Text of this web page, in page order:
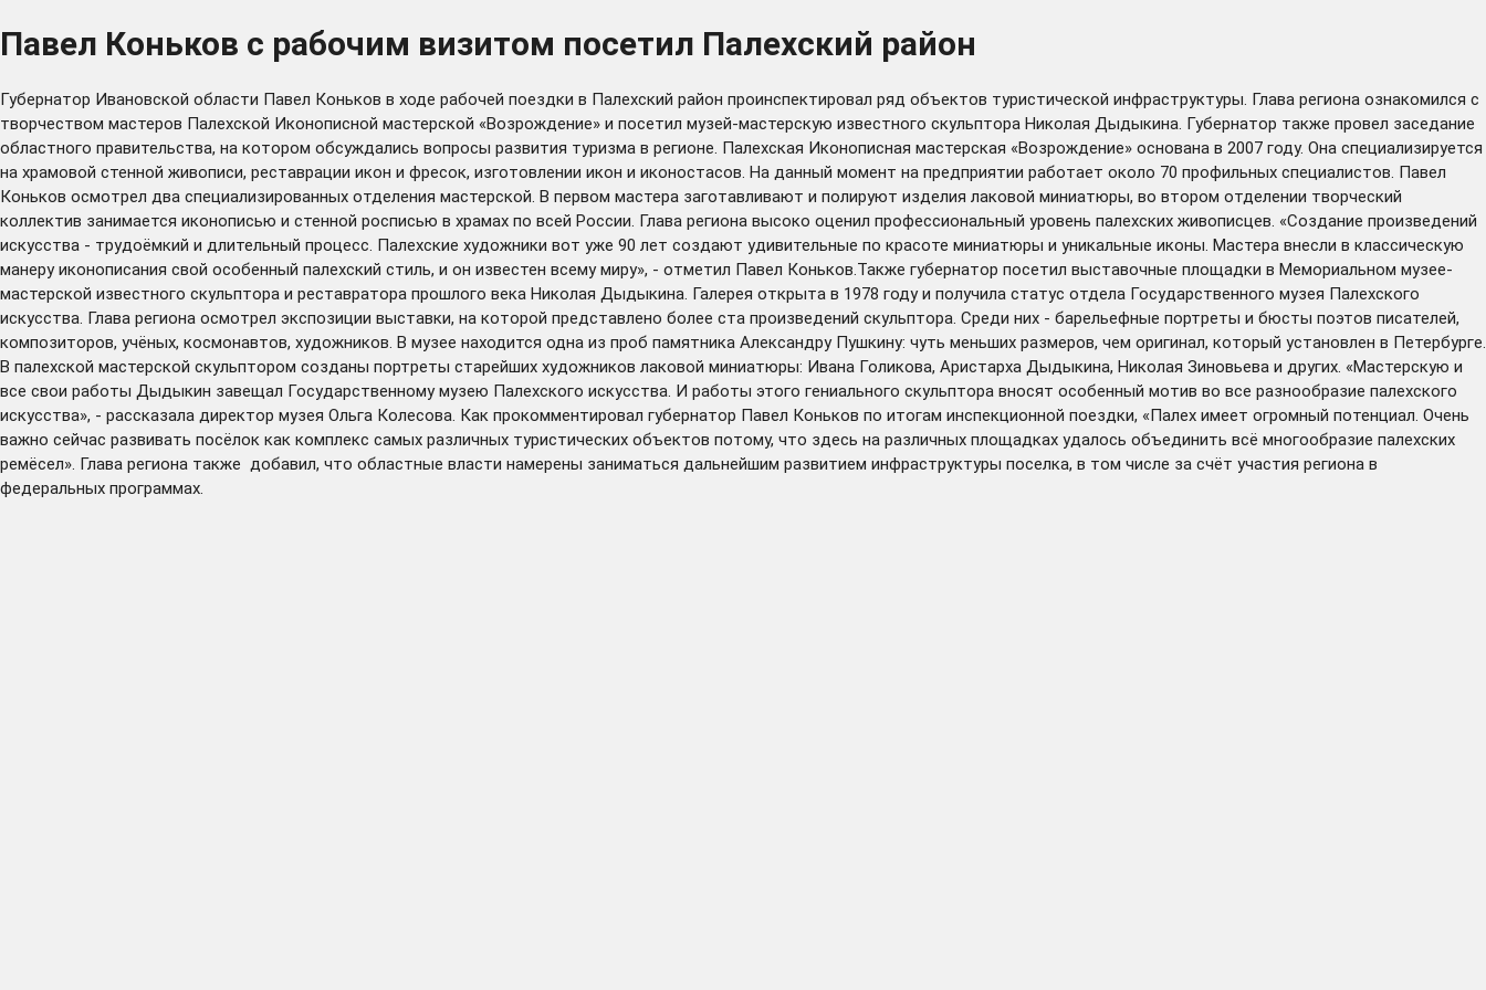
Павел Коньков с рабочим визитом посетил Палехский район
Губернатор Ивановской области Павел Коньков в ходе рабочей поездки в Палехский район проинспектировал ряд объектов туристической инфраструктуры. Глава региона ознакомился с
творчеством мастеров Палехской Иконописной мастерской «Возрождение» и посетил музей-мастерскую известного скульптора Николая Дыдыкина. Губернатор также провел заседание
областного правительства, на котором обсуждались вопросы развития туризма в регионе. Палехская Иконописная мастерская «Возрождение» основана в 2007 году. Она специализируется
на храмовой стенной живописи, реставрации икон и фресок, изготовлении икон и иконостасов. На данный момент на предприятии работает около 70 профильных специалистов. Павел
Коньков осмотрел два специализированных отделения мастерской. В первом мастера заготавливают и полируют изделия лаковой миниатюры, во втором отделении творческий
коллектив занимается иконописью и стенной росписью в храмах по всей России. Глава региона высоко оценил профессиональный уровень палехских живописцев. «Создание произведений
искусства - трудоёмкий и длительный процесс. Палехские художники вот уже 90 лет создают удивительные по красоте миниатюры и уникальные иконы. Мастера внесли в классическую
манеру иконописания свой особенный палехский стиль, и он известен всему миру», - отметил Павел Коньков.Также губернатор посетил выставочные площадки в Мемориальном музее-
мастерской известного скульптора и реставратора прошлого века Николая Дыдыкина. Галерея открыта в 1978 году и получила статус отдела Государственного музея Палехского
искусства. Глава региона осмотрел экспозиции выставки, на которой представлено более ста произведений скульптора. Среди них - барельефные портреты и бюсты поэтов писателей,
композиторов, учёных, космонавтов, художников. В музее находится одна из проб памятника Александру Пушкину: чуть меньших размеров, чем оригинал, который установлен в Петербурге.
В палехской мастерской скульптором созданы портреты старейших художников лаковой миниатюры: Ивана Голикова, Аристарха Дыдыкина, Николая Зиновьева и других. «Мастерскую и
все свои работы Дыдыкин завещал Государственному музею Палехского искусства. И работы этого гениального скульптора вносят особенный мотив во все разнообразие палехского
искусства», - рассказала директор музея Ольга Колесова. Как прокомментировал губернатор Павел Коньков по итогам инспекционной поездки, «Палех имеет огромный потенциал. Очень
важно сейчас развивать посёлок как комплекс самых различных туристических объектов потому, что здесь на различных площадках удалось объединить всё многообразие палехских
ремёсел». Глава региона также добавил, что областные власти намерены заниматься дальнейшим развитием инфраструктуры поселка, в том числе за счёт участия региона в
федеральных программах.